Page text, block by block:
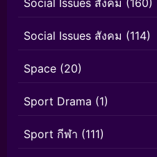
Social Issues สังคม (114)
Space (20)
Sport Drama (1)
Sport กีฬา (111)